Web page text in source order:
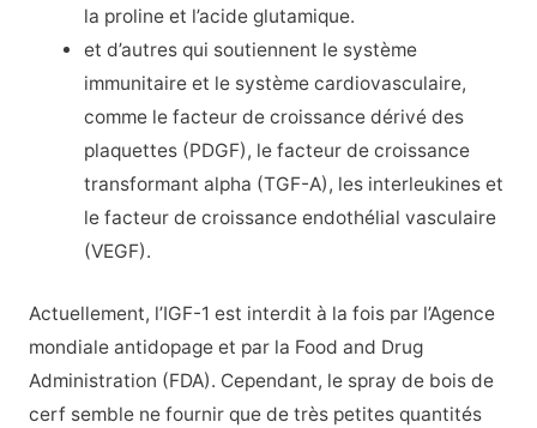
la proline et l’acide glutamique.
et d’autres qui soutiennent le système
immunitaire et le système cardiovasculaire,
comme le facteur de croissance dérivé des
plaquettes (PDGF), le facteur de croissance
transformant alpha (TGF-A), les interleukines et
le facteur de croissance endothélial vasculaire
(VEGF).
Actuellement, l’IGF-1 est interdit à la fois par l’Agence
mondiale antidopage et par la Food and Drug
Administration (FDA). Cependant, le spray de bois de
cerf semble ne fournir que de très petites quantités